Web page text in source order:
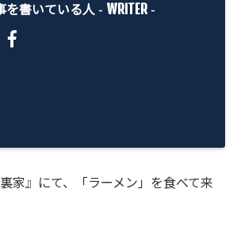
を書いている人 - WRITER -
家』にて、「ラーメン」を食べて来